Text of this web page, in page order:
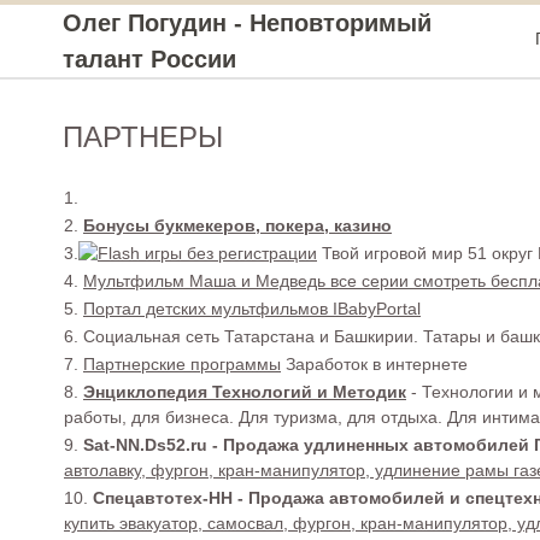
Олег Погудин - Неповторимый
талант России
ПАРТНЕРЫ
1.
2. Бонусы букмекеров, покера, казино
3.
Твой игровой мир 51
4. Мультфильм Маша и Медведь все серии смотреть
5. Портал детских мультфильмов IBabyPortal
6. Социальная сеть Татарстана и Башкирии. Татары и
7. Партнерские программы Заработок в интернете
8. Энциклопедия Технологий и Методик - Технологии и
работы, для бизнеса. Для туризма, для отдыха. Для
9. Sat-NN.Ds52.ru - Продажа удлиненных автомобилей
автолавку, фургон, кран-манипулятор, удлинение рамы
10. Спецавтотех-НН - Продажа автомобилей и
купить эвакуатор, самосвал, фургон, кран-манипулятор,